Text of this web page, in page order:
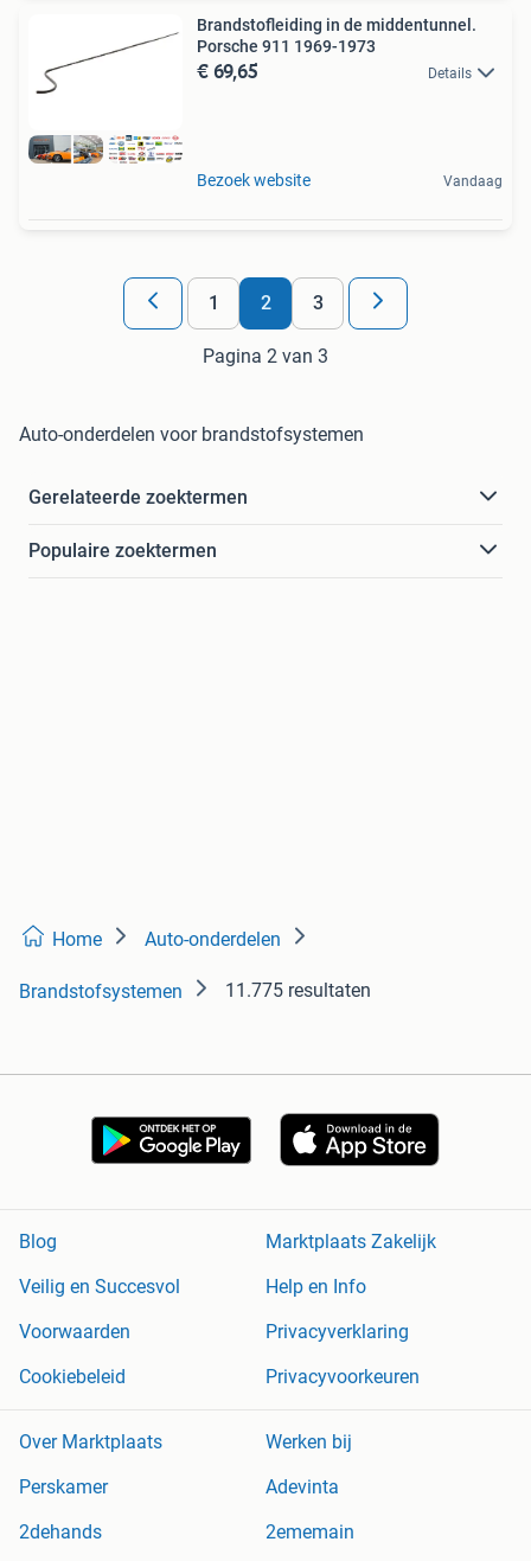
Brandstofleiding in de middentunnel.
Porsche 911 1969-1973
€ 69,65 Details
Bezoek website Vandaag
1 2 3
Pagina 2 van 3
Auto-onderdelen voor brandstofsystemen
Gerelateerde zoektermen
Populaire zoektermen
Home Auto-onderdelen
Brandstofsystemen 11.775 resultaten
Blog
Marktplaats Zakelijk
Veilig en Succesvol
Help en Info
Voorwaarden
Privacyverklaring
Cookiebeleid
Privacyvoorkeuren
Over Marktplaats
Werken bij
Perskamer
Adevinta
2dehands
2ememain